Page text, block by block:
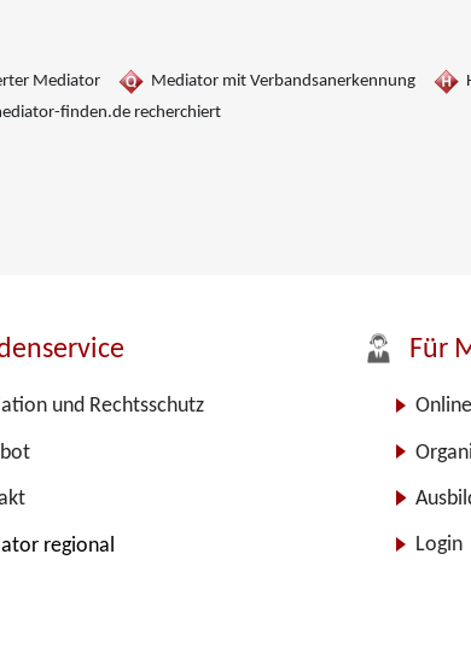
Mediator
Mediator mit Verbandsanerkennung
finden.de recherchiert
und Rechtsschutz
regional
Für
Login